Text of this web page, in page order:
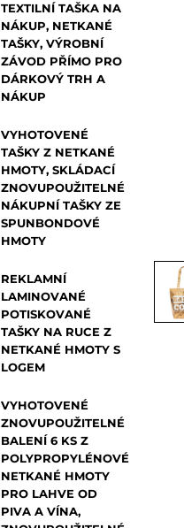
TEXTILNÍ TAŠKA NA
NÁKUP, NETKANÉ
TAŠKY, VÝROBNÍ
ZÁVOD PŘÍMO PRO
DÁRKOVÝ TRH A
NÁKUP
VYHOTOVENÉ
TAŠKY Z NETKANÉ
HMOTY, SKLÁDACÍ
ZNOVUPOUŽITELNÉ
NÁKUPNÍ TAŠKY ZE
SPUNBONDOVÉ
HMOTY
REKLAMNÍ
LAMINOVANÉ
POTISKOVANÉ
TAŠKY NA RUCE Z
NETKANÉ HMOTY S
LOGEM
VYHOTOVENÉ
ZNOVUPOUŽITELNÉ
BALENÍ 6 KS Z
POLYPROPYLÉNOVÉ
NETKANÉ HMOTY
PRO LAHVE OD
PIVA A VÍNA,